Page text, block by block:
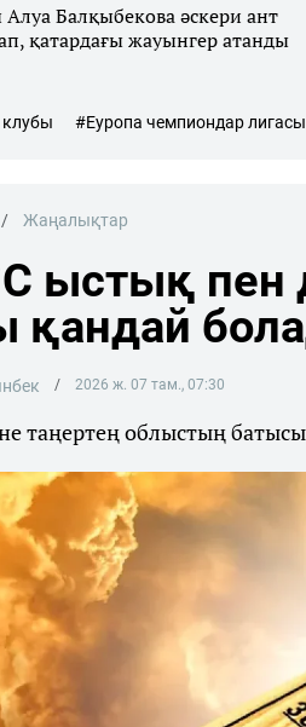
Балқыбекова әскери ант
қатардағы жауынгер атанды
#Еуропа чемпиондар лигасы
Жаңалықтар
ыстық пен
қандай
2026 ж. 07 там., 07:30
таңертең облыстың батысы